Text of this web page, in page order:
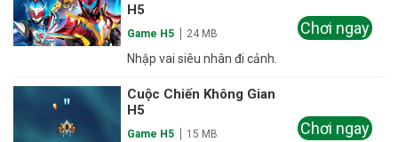
H5
Game H5 24 MB
Nhập vai siêu nhân đi cảnh.
Chơi ngay
Cuộc Chiến Không Gian
H5
Game H5 15 MB Chơi ngay